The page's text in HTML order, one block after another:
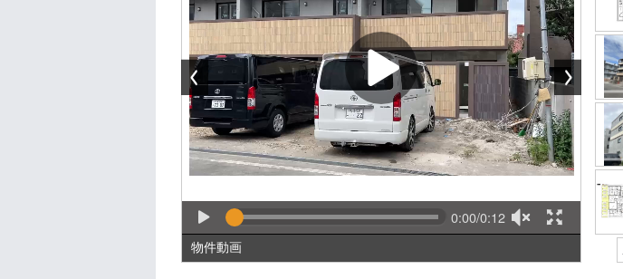
0:00/0:12
物件動画